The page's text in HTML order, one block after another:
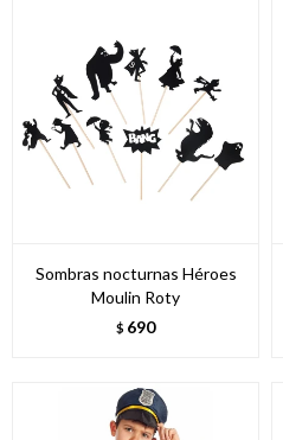
Sombras nocturnas Héroes
Moulin Roty
$ 690